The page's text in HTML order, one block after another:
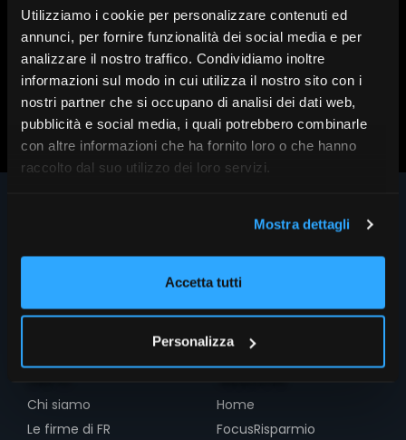
Utilizziamo i cookie per personalizzare contenuti ed
annunci, per fornire funzionalità dei social media e per
analizzare il nostro traffico. Condividiamo inoltre
informazioni sul modo in cui utilizza il nostro sito con i
nostri partner che si occupano di analisi dei dati web,
pubblicità e social media, i quali potrebbero combinarle
con altre informazioni che ha fornito loro o che hanno
raccolto dal suo utilizzo dei loro servizi.
Mostra dettagli
Accetta tutti
Personalizza
Scopri altri contenuti su FR|Vision
INFO
Chi siamo
Le firme di FR
SEZIONI
Home
FocusRisparmio